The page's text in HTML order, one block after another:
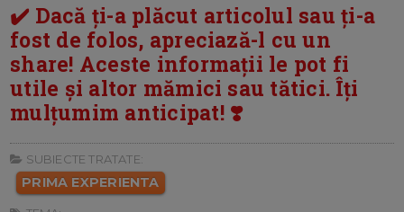
✔️ Dacă ți-a plăcut articolul sau ți-a
fost de folos, apreciază-l cu un
share! Aceste informații le pot fi
utile și altor mămici sau tătici. Îți
mulțumim anticipat! ❣️
SUBIECTE TRATATE:
PRIMA EXPERIENTA